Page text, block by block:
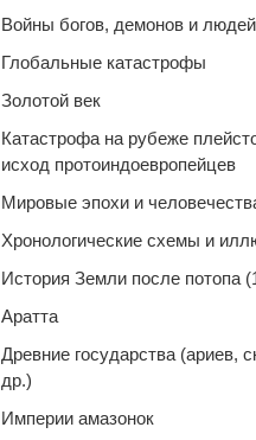
Войны богов, демонов и людей
Глобальные катастрофы
Золотой век
Катастрофа на рубеже
исход протоиндоевропейцев
Мировые эпохи и
Хронологические схемы и
История Земли после потопа
Аратта
Древние государства (ариев,
др.)
Империи амазонок